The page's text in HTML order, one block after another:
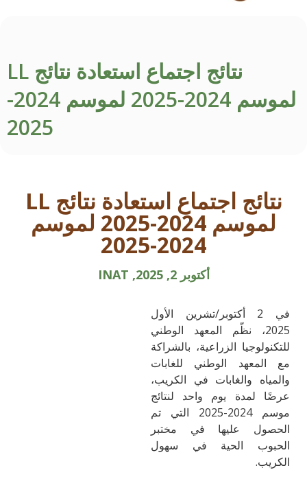
نتائج اجتماع استعادة نتائج LL
لموسم 2024-2025 لموسم 2024-
2025
نتائج اجتماع استعادة نتائج LL
لموسم 2024-2025 لموسم
2024-2025
أكتوبر 2, 2025, INAT
في 2 أكتوبر/تشرين الأول
2025، نظّم المعهد الوطني
للتكنولوجيا الزراعية، بالشراكة
مع المعهد الوطني للغابات
والمياه والغابات في الكريب،
عرضًا لمدة يوم واحد لنتائج
موسم 2024-2025 التي تم
الحصول عليها في مختبر
الحبوب الحية في سهول
الكريب.